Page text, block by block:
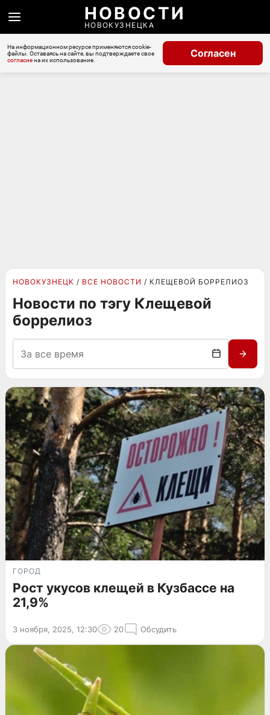
НОВОСТИ
НОВОКУЗНЕЦКА
На информационном ресурсе применяются cookie-
файлы. Оставаясь на сайте, вы подтверждаете свое
согласиена их использование.
Согласен
НОВОКУЗНЕЦК ВСЕ НОВОСТИ КЛЕЩЕВОЙ БОРРЕЛИОЗ
Новости по тэгу Клещевой
боррелиоз
ГОРОД
Рост укусов клещей в Кузбассе на
21,9%
3 ноября, 2025, 12:30 20 Обсудить